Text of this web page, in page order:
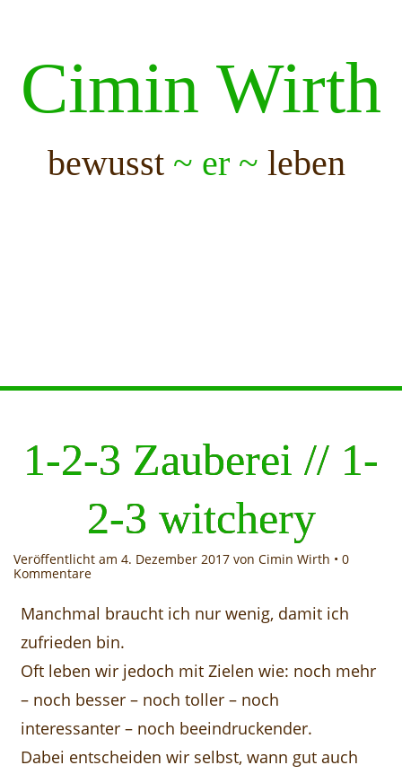
Cimin Wirth
bewusst ~ er ~ leben
1-2-3 Zauberei // 1-
2-3 witchery
Veröffentlicht am 4. Dezember 2017 von Cimin Wirth • 0
Kommentare
Manchmal braucht ich nur wenig, damit ich
zufrieden bin.
Oft leben wir jedoch mit Zielen wie: noch mehr
– noch besser – noch toller – noch
interessanter – noch beeindruckender.
Dabei entscheiden wir selbst, wann gut auch